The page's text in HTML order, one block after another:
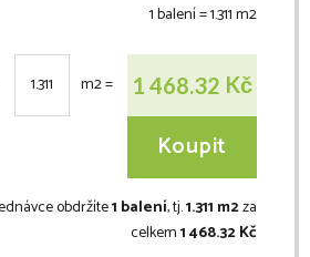
1 balení =1.311m2
m2= 1 468.32 Kč
Koupit
obdržíte1 balení, tj.1.311 m2za
celkem1 468.32 Kč